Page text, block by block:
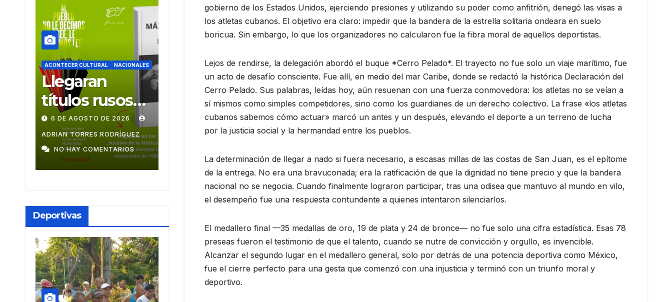
NACIONALES ACONTECER CULTURAL
Ballet Laura
Alonso
emprende
gira
centroameric
ana
28 DE JULIO DE 2026
ADRIAN TORRES RODRÍGUEZ
NO HAY COMENTARIOS
ACONTECER CULTURAL
Muñecos y
monotipia
9 DE JULIO DE 2026
MEYLIN PÉREZ GUZMÁN
ACONTECER CULTURAL
Recibe
reconocimien
tos escritor
Ariguanabens
e en Casas
literarias
internacionale
20 DE JUNIO DE 2026
MEYLIN PÉREZ GUZMÁN
Deportivas
gobierno de los Estados Unidos, ejerciendo presiones y utilizando su poder como anfitrión, denegó las visas a
los atletas cubanos. El objetivo era claro: impedir que la bandera de la estrella solitaria ondeara en suelo
boricua. Sin embargo, lo que los organizadores no calcularon fue la fibra moral de aquellos deportistas.
Lejos de rendirse, la delegación abordó el buque *Cerro Pelado*. El trayecto no fue solo un viaje marítimo, fue
un acto de desafío consciente. Fue allí, en medio del mar Caribe, donde se redactó la histórica Declaración del
Cerro Pelado. Sus palabras, leídas hoy, aún resuenan con una fuerza conmovedora: los atletas no se veían a
sí mismos como simples competidores, sino como los guardianes de un derecho colectivo. La frase «los atletas
cubanos sabemos cómo actuar» marcó un antes y un después, elevando el deporte a un terreno de lucha
por la justicia social y la hermandad entre los pueblos.
La determinación de llegar a nado si fuera necesario, a escasas millas de las costas de San Juan, es el epítome
de la entrega. No era una bravuconada; era la ratificación de que la dignidad no tiene precio y que la bandera
nacional no se negocia. Cuando finalmente lograron participar, tras una odisea que mantuvo al mundo en vilo,
el desempeño fue una respuesta contundente a quienes intentaron silenciarlos.
El medallero final —35 medallas de oro, 19 de plata y 24 de bronce— no fue solo una cifra estadística. Esas 78
preseas fueron el testimonio de que el talento, cuando se nutre de convicción y orgullo, es invencible.
Alcanzar el segundo lugar en el medallero general, solo por detrás de una potencia deportiva como México,
fue el cierre perfecto para una gesta que comenzó con una injusticia y terminó con un triunfo moral y
deportivo.